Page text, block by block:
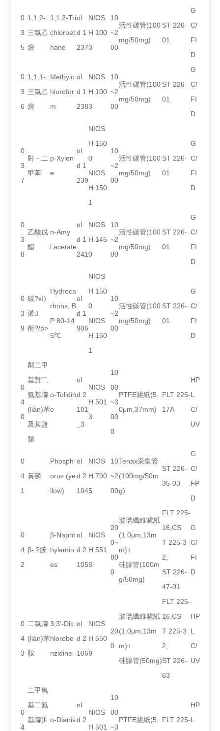
0
3
5
1,1,2-
三氯乙
烷
1,1,2-Tri
chloroet
hane
ol
d 1
237
NIOS
H 100
3
10
~2
00
活性碳管(100
mg/50mg)
ST 226-
01
G
C/
FI
D
0
3
6
1,1,1-
三氯乙
烷
Methylc
hlorofor
m
ol
d 1
238
NIOS
H 100
3
10
~2
00
活性碳管(100
mg/50mg)
ST 226-
01
G
C/
FI
D
0
3
7
對－二
甲苯
p-Xylen
e
ol
d 1
239
NIOS
H 150
0
NIOS
H 150
1
10
~2
00
活性碳管(100
mg/50mg)
ST 226-
01
G
C/
FI
D
0
3
8
乙酸戊
酯
n-Amy
l acetate
ol
d 1
241
NIOS
H 145
0
10
~2
00
活性碳管(100
mg/50mg)
ST 226-
01
G
C/
FI
D
0
3
9
碳?xì)
浠
衔?/p>
Hydroca
rbons, B
P 80-14
5℃
ol
d 1
906
NIOS
H 150
0
NIOS
H 150
1
10
~2
00
活性碳管(100
mg/50mg)
ST 226-
01
G
C/
FI
D
0
4
0
鄰二甲
基對二
氨基聯
(lián)苯
及其鹽
類
o-Tolidin
e
ol
d 2
101
_3
NIOS
H 501
3
10
00
~3
00
0
PTFE濾紙(5.
0μm,37mm)
FLT 225-
17A
HP
L
C/
UV
0
4
1
黃磷
Phosph
orus (ye
llow)
ol
d 2
104
NIOS
H 790
5
10
~2
00
Tenax采集管
(100mg/50m
g)
ST 226-
35-03
G
C/
FP
D
0
4
2
β- ?胺
β-Napht
hylamin
es
ol
d 2
105
NIOS
H 551
8
20
0~
80
0
玻璃纖維濾紙
(1.0μm,13m
m)+
硅膠管(100m
g/50mg)
FLT 225-
16,CS
T 225-3
2,
ST 226-
47-01
G
C/
FI
D
0
4
3
二氯聯
(lián)苯
胺
3,3'-Dic
hlorobe
nzidine
ol
d 2
106
NIOS
H 550
9
20
0
玻璃纖維濾紙
(1.0μm,13m
m)+
硅膠管(50mg)
FLT 225-
16,CS
T 225-3
2,
ST 226-
63
HP
L
C/
UV
0
4
二甲氧
基二氨
基聯(li o-Dianis
ol
d 2
NIOS
H 501
10
00
~3
PTFE濾紙(5.
FLT 225-
HP
L